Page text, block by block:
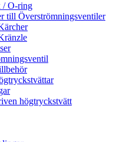
/ O-ring
till Överströmningsventiler
högtryckstvätt